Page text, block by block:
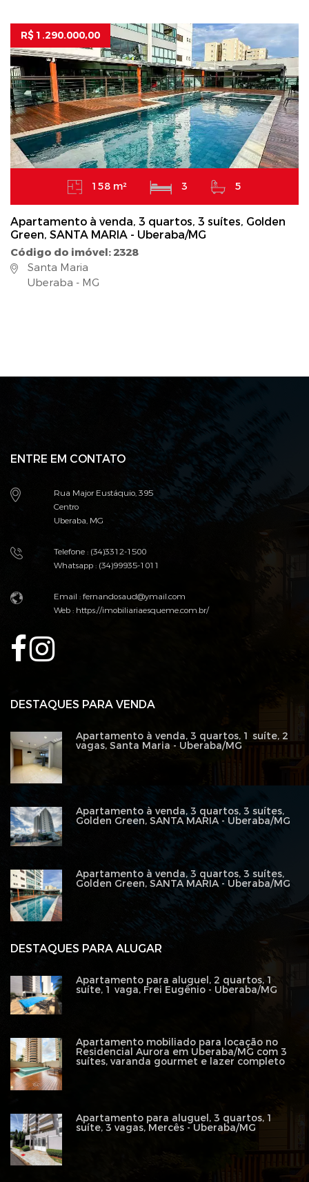
R$ 1.290.000,00
158 m² 3 5
Apartamento à venda, 3 quartos, 3 suítes, Golden
Green, SANTA MARIA - Uberaba/MG
Código do imóvel: 2328
Santa Maria
Uberaba - MG
ENTRE EM CONTATO
Rua Major Eustáquio, 395
Centro
Uberaba, MG
Telefone : (34)3312-1500
Whatsapp : (34)99935-1011
Email : fernandosaud@ymail.com
Web :https://imobiliariaesqueme.com.br/
DESTAQUES PARA ALUGAR
Apartamento para aluguel, 2 quartos, 1
suíte, 1 vaga, Frei Eugênio - Uberaba/MG
Apartamento mobiliado para locação no
Residencial Aurora em Uberaba/MG com 3
suítes, varanda gourmet e lazer completo
Apartamento para aluguel, 3 quartos, 1
suíte, 3 vagas, Mercês - Uberaba/MG
DESTAQUES PARA VENDA
Apartamento à venda, 3 quartos, 1 suíte, 2
vagas, Santa Maria - Uberaba/MG
Apartamento à venda, 3 quartos, 3 suítes,
Golden Green, SANTA MARIA - Uberaba/MG
Apartamento à venda, 3 quartos, 3 suítes,
Golden Green, SANTA MARIA - Uberaba/MG